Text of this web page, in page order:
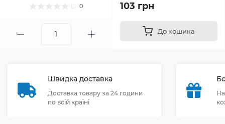
0 103 грн
До кошика
Швидка доставка
Доставка товару за 24 години
по всій країні